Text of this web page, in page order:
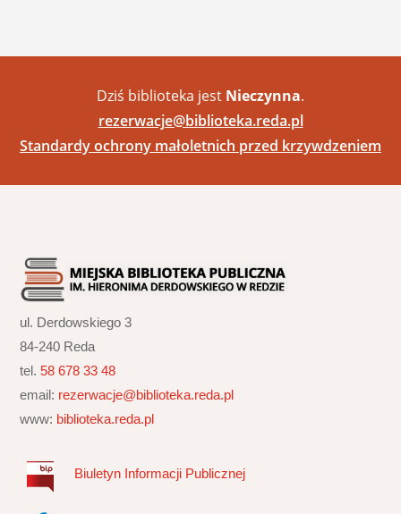
Dziś biblioteka jest Nieczynna.
rezerwacje@biblioteka.reda.pl
Standardy ochrony małoletnich przed krzywdzeniem
ul. Derdowskiego 3
84-240 Reda
tel.58 678 33 48
email: rezerwacje@biblioteka.reda.pl
www: biblioteka.reda.pl
Biuletyn Informacji Publicznej